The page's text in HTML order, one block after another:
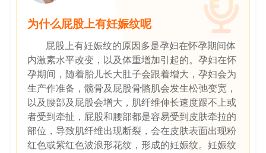
为什么屁股上有妊娠纹呢
屁股上有妊娠纹的原因多是孕妇在怀孕期间体
内激素水平改变，以及体重增加引起的。孕妇在怀
孕期间，随着胎儿长大肚子会跟着增大，孕妇会为
生产作准备，髋骨及屁股骨骼肌会发生松弛变宽，
以及腰部及屁股会增大，肌纤维伸长速度跟不上或
者受到牵扯，屁股和腰部都是容易受到皮肤牵拉的
部位，导致肌纤维出现断裂，会在皮肤表面出现粉
红色或紫红色波浪形花纹，形成的妊娠纹。妊娠纹